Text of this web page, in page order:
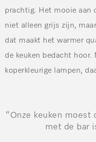
prachtig. Het mooie aan
niet alleen grijs zijn,
dat maakt het warmer
de keuken bedacht
koperkleurige lampen,
“Onze keuken moest
met de bar